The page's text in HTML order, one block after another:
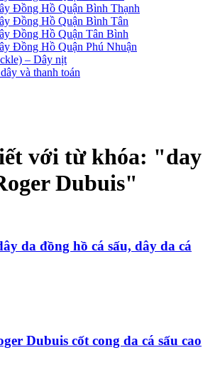
Đồng Hồ Quận Bình Thạnh
Đồng Hồ Quận Bình Tân
Đồng Hồ Quận Tân Bình
Đồng Hồ Quận Phú Nhuận
– Dây nịt
và thanh toán
với từ khóa: "day
Dubuis"
da đồng hồ cá sấu, dây da cá
Dubuis cốt cong da cá sấu cao